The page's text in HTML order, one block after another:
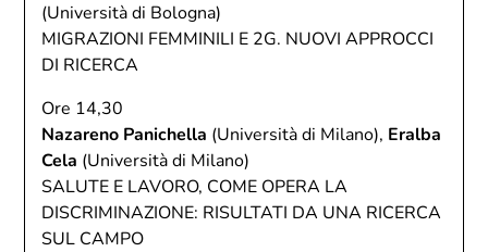
(Università di Bologna)
MIGRAZIONI FEMMINILI E 2G. NUOVI APPROCCI
DI RICERCA
Ore 14,30
Nazareno Panichella (Università di Milano), Eralba
Cela (Università di Milano)
SALUTE E LAVORO, COME OPERA LA
DISCRIMINAZIONE: RISULTATI DA UNA RICERCA
SUL CAMPO